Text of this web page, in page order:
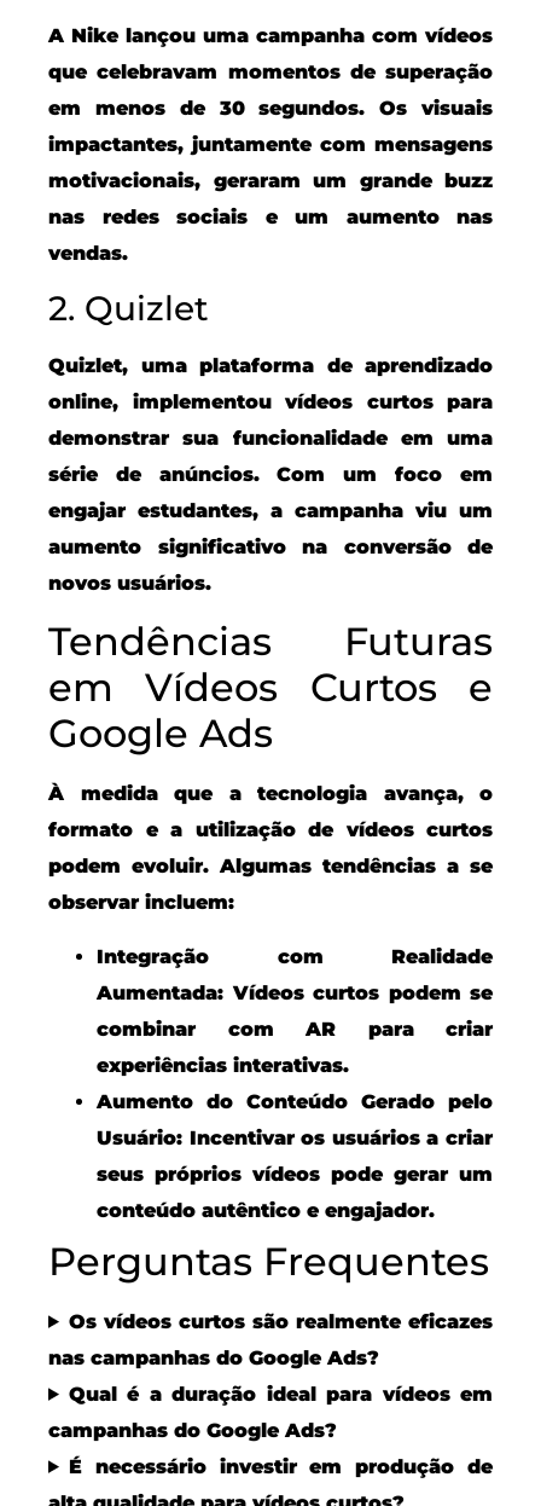
A Nike lançou uma campanha com vídeos
que celebravam momentos de superação
em menos de 30 segundos. Os visuais
impactantes, juntamente com mensagens
motivacionais, geraram um grande buzz
nas redes sociais e um aumento nas
vendas.
2. Quizlet
Quizlet, uma plataforma de aprendizado
online, implementou vídeos curtos para
demonstrar sua funcionalidade em uma
série de anúncios. Com um foco em
engajar estudantes, a campanha viu um
aumento significativo na conversão de
novos usuários.
Tendências Futuras
em Vídeos Curtos e
Google Ads
À medida que a tecnologia avança, o
formato e a utilização de vídeos curtos
podem evoluir. Algumas tendências a se
observar incluem:
Integração com Realidade
Aumentada: Vídeos curtos podem se
combinar com AR para criar
experiências interativas.
Aumento do Conteúdo Gerado pelo
Usuário: Incentivar os usuários a criar
seus próprios vídeos pode gerar um
conteúdo autêntico e engajador.
Perguntas Frequentes
Os vídeos curtos são realmente eficazes
nas campanhas do Google Ads?
Qual é a duração ideal para vídeos em
campanhas do Google Ads?
É necessário investir em produção de